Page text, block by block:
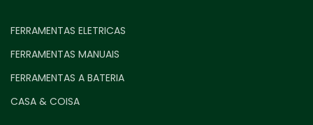
FERRAMENTAS ELETRICAS
FERRAMENTAS MANUAIS
FERRAMENTAS A BATERIA
CASA & COISA